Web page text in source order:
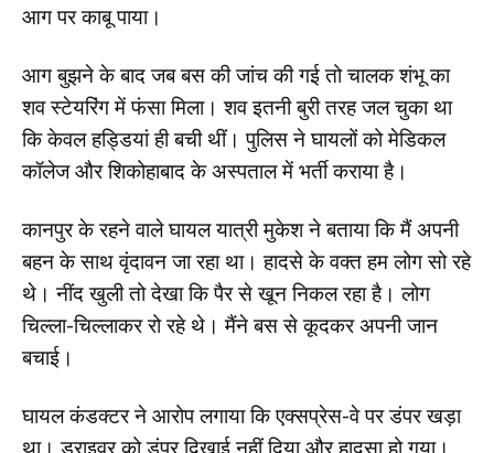
आग पर काबू पाया।
आग बुझने के बाद जब बस की जांच की गई तो चालक शंभू का
शव स्टेयरिंग में फंसा मिला। शव इतनी बुरी तरह जल चुका था
कि केवल हड्डियां ही बची थीं। पुलिस ने घायलों को मेडिकल
कॉलेज और शिकोहाबाद के अस्पताल में भर्ती कराया है।
कानपुर के रहने वाले घायल यात्री मुकेश ने बताया कि मैं अपनी
बहन के साथ वृंदावन जा रहा था। हादसे के वक्त हम लोग सो रहे
थे। नींद खुली तो देखा कि पैर से खून निकल रहा है। लोग
चिल्ला-चिल्लाकर रो रहे थे। मैंने बस से कूदकर अपनी जान
बचाई।
घायल कंडक्टर ने आरोप लगाया कि एक्सप्रेस-वे पर डंपर खड़ा